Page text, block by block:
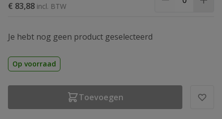
€ 83,88
Je hebt nog geen product geselecteerd
Op voorraad
Toevoegen